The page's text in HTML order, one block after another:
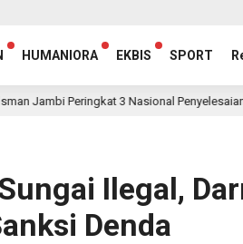
HUMANIORA EKBIS SPORT
Peringkat 3 Nasional Penyelesaian
Ilegal,
Denda